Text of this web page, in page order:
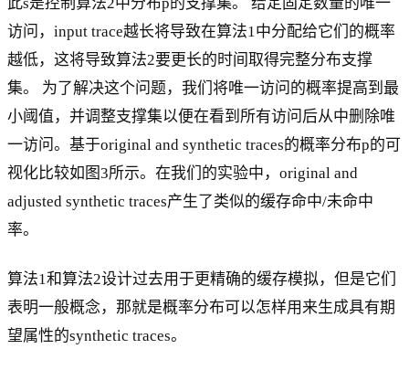
访问，input trace越长将导致在算法1中分配给它们的概率
越低，这将导致算法2要更长的时间取得完整分布支撑
集。 为了解决这个问题，我们将唯一访问的概率提高到最
小阈值，并调整支撑集以便在看到所有访问后从中删除唯
一访问。基于original and synthetic traces的概率分布p的可
视化比较如图3所示。在我们的实验中，original and
adjusted synthetic traces产生了类似的缓存命中/未命中
率。
算法1和算法2设计过去用于更精确的缓存模拟，但是它们
表明一般概念，那就是概率分布可以怎样用来生成具有期
望属性的synthetic traces。